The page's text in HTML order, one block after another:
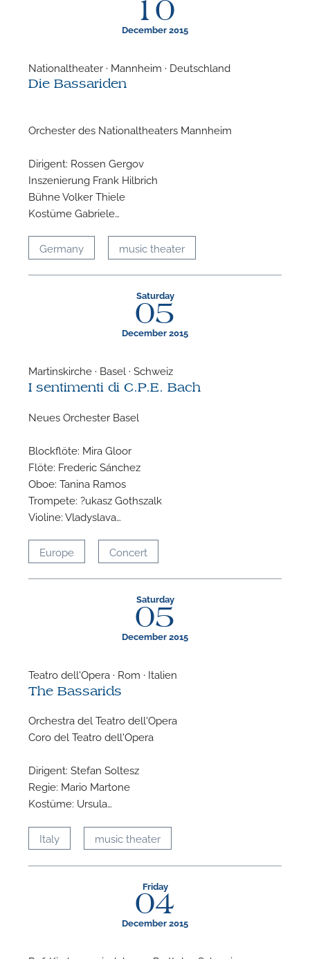
10
December 2015
Nationaltheater · Mannheim · Deutschland
Die Bassariden
Orchester des Nationaltheaters Mannheim
Dirigent: Rossen Gergov
Inszenierung Frank Hilbrich
Bühne Volker Thiele
Kostüme Gabriele…
Germany music theater
Saturday
05
December 2015
Martinskirche · Basel · Schweiz
I sentimenti di C.P.E. Bach
Neues Orchester Basel
Blockflöte: Mira Gloor
Flöte: Frederic Sánchez
Oboe: Tanina Ramos
Trompete: ?ukasz Gothszalk
Violine: Vladyslava…
Europe Concert
Saturday
05
December 2015
Teatro dell'Opera · Rom · Italien
The Bassarids
Orchestra del Teatro dell'Opera
Coro del Teatro dell'Opera
Dirigent: Stefan Soltesz
Regie: Mario Martone
Kostüme: Ursula…
Italy music theater
Friday
04
December 2015